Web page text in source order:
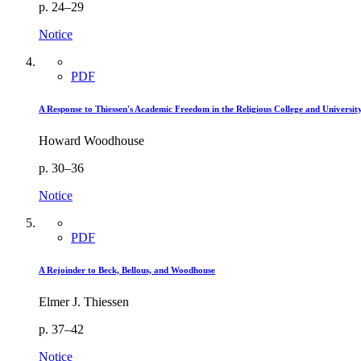
p. 24–29
Notice
PDF
A Response to Thiessen's Academic Freedom in the Religious College and
Howard Woodhouse
p. 30–36
Notice
PDF
A Rejoinder to Beck, Bellous, and Woodhouse
Elmer J. Thiessen
p. 37–42
Notice